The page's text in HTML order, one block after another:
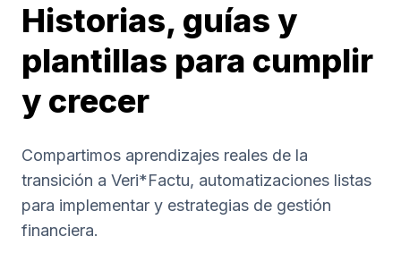
Historias, guías y
plantillas para cumplir
y crecer
Compartimos aprendizajes reales de la
transición a Veri*Factu, automatizaciones listas
para implementar y estrategias de gestión
financiera.